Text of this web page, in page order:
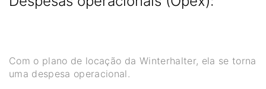
Com o plano de locação da Winterhalter, ela se torna
uma despesa operacional.